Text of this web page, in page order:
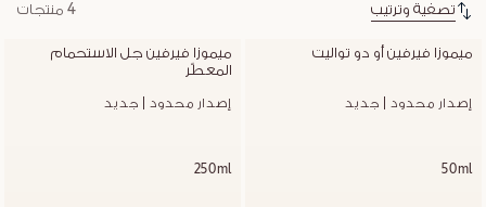
تصفية وترتيب 4 منتجات
ميموزا فيرفين أو دو تواليت
إصدار محدود | جديد
50ml
المعطّر
إصدار محدود | جديد
250ml